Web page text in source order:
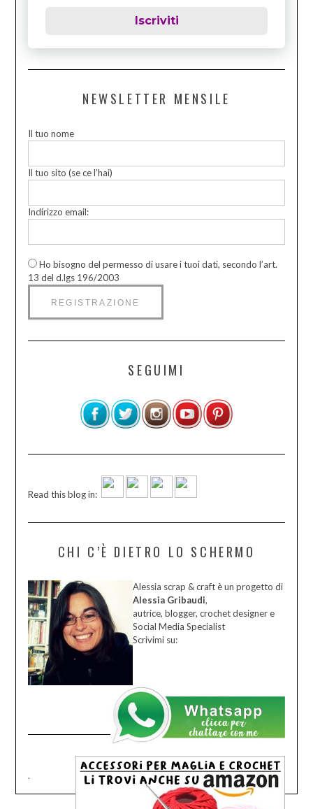
Iscriviti
NEWSLETTER MENSILE
Il tuo nome
Il tuo sito (se ce l’hai)
Indirizzo email:
Ho bisogno del permesso di usare i tuoi dati, secondo l’art.
13 del d.lgs 196/2003
SEGUIMI
Read this blog in:
CHI C’È DIETRO LO SCHERMO
Alessia scrap & craft è un progetto di
Alessia Gribaudi,
autrice, blogger, crochet designer e
Social Media Specialist
Scrivimi su:
.